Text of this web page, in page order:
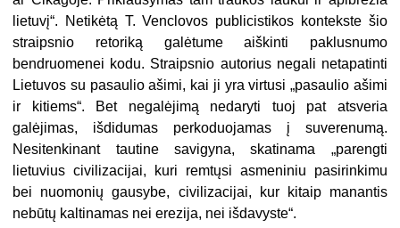
lietuvį“. Netikėtą T. Venclovos publicistikos konteks­te šio
straipsnio retoriką galėtume aiškinti paklusnumo
bendruomenei kodu. Straipsnio autorius negali netapatinti
Lietuvos su pasaulio ašimi, kai ji yra virtusi „pasaulio ašimi
ir kitiems“. Bet negalėjimą nedaryti tuoj pat atsveria
galėjimas, išdidumas perkoduojamas į suverenumą.
Nesiten­kinant tautine savigyna, skatinama „parengti
lietuvius civilizacijai, kuri remtųsi asmeniniu pasirinkimu
bei nuomonių gausybe, civilizacijai, kur kitaip manantis
nebūtų kaltinamas nei erezija, nei išdavyste“.